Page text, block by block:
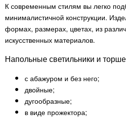
К современным стилям вы легко
минималистичной конструкции.
формах, размерах, цветах, из
искусственных материалов.
Напольные светильники и
с абажуром и без него;
двойные;
дугообразные;
в виде прожектора;